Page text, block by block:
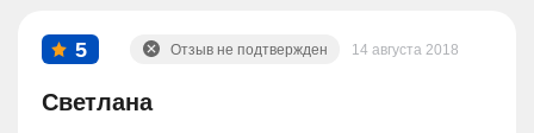
5
Светлана
14 августа 2018
Отзыв не подтвержден